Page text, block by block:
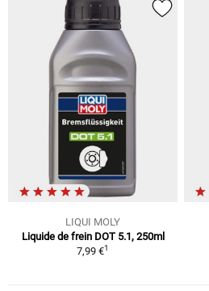
LIQUI MOLY
Liquide de frein DOT 5.1, 250ml
7,99 €1